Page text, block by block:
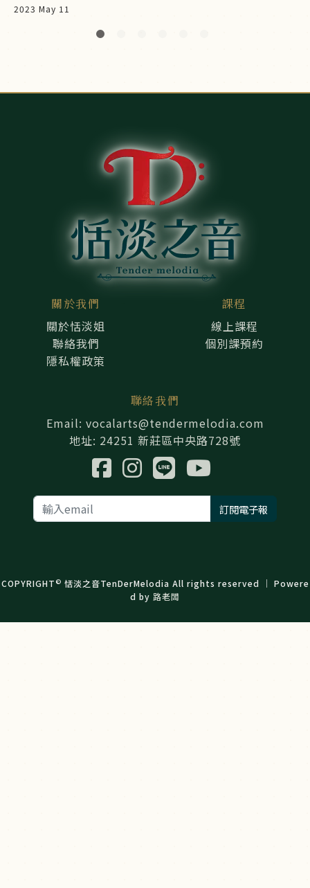
2023 May 11
關於我們
關於恬淡姐
聯絡我們
隱私權政策
課程
線上課程
個別課預約
聯絡我們
Email: vocalarts@tendermelodia.com
地址: 24251 新莊區中央路728號
訂閱電子報
COPYRIGHT © 恬淡之音TenDerMelodia All rights reserved ｜ Powere
d by 路老闆